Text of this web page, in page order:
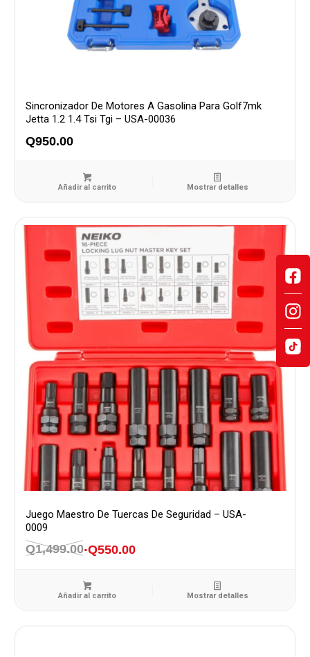
Sincronizador De Motores A Gasolina Para Golf7mk
Jetta 1.2 1.4 Tsi Tgi – USA-00036
Q950.00
Añadir al carrito Mostrar detalles
Juego Maestro De Tuercas De Seguridad – USA-
0009
Q1,499.00
El
original
Q550.00
El
Añadir al carrito Mostrar detalles